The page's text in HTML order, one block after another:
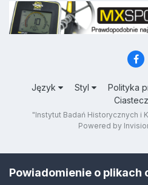
Język Styl Polityka
"Instytut Badań Historycznych i
Powered by
Powiadomienie o plikach